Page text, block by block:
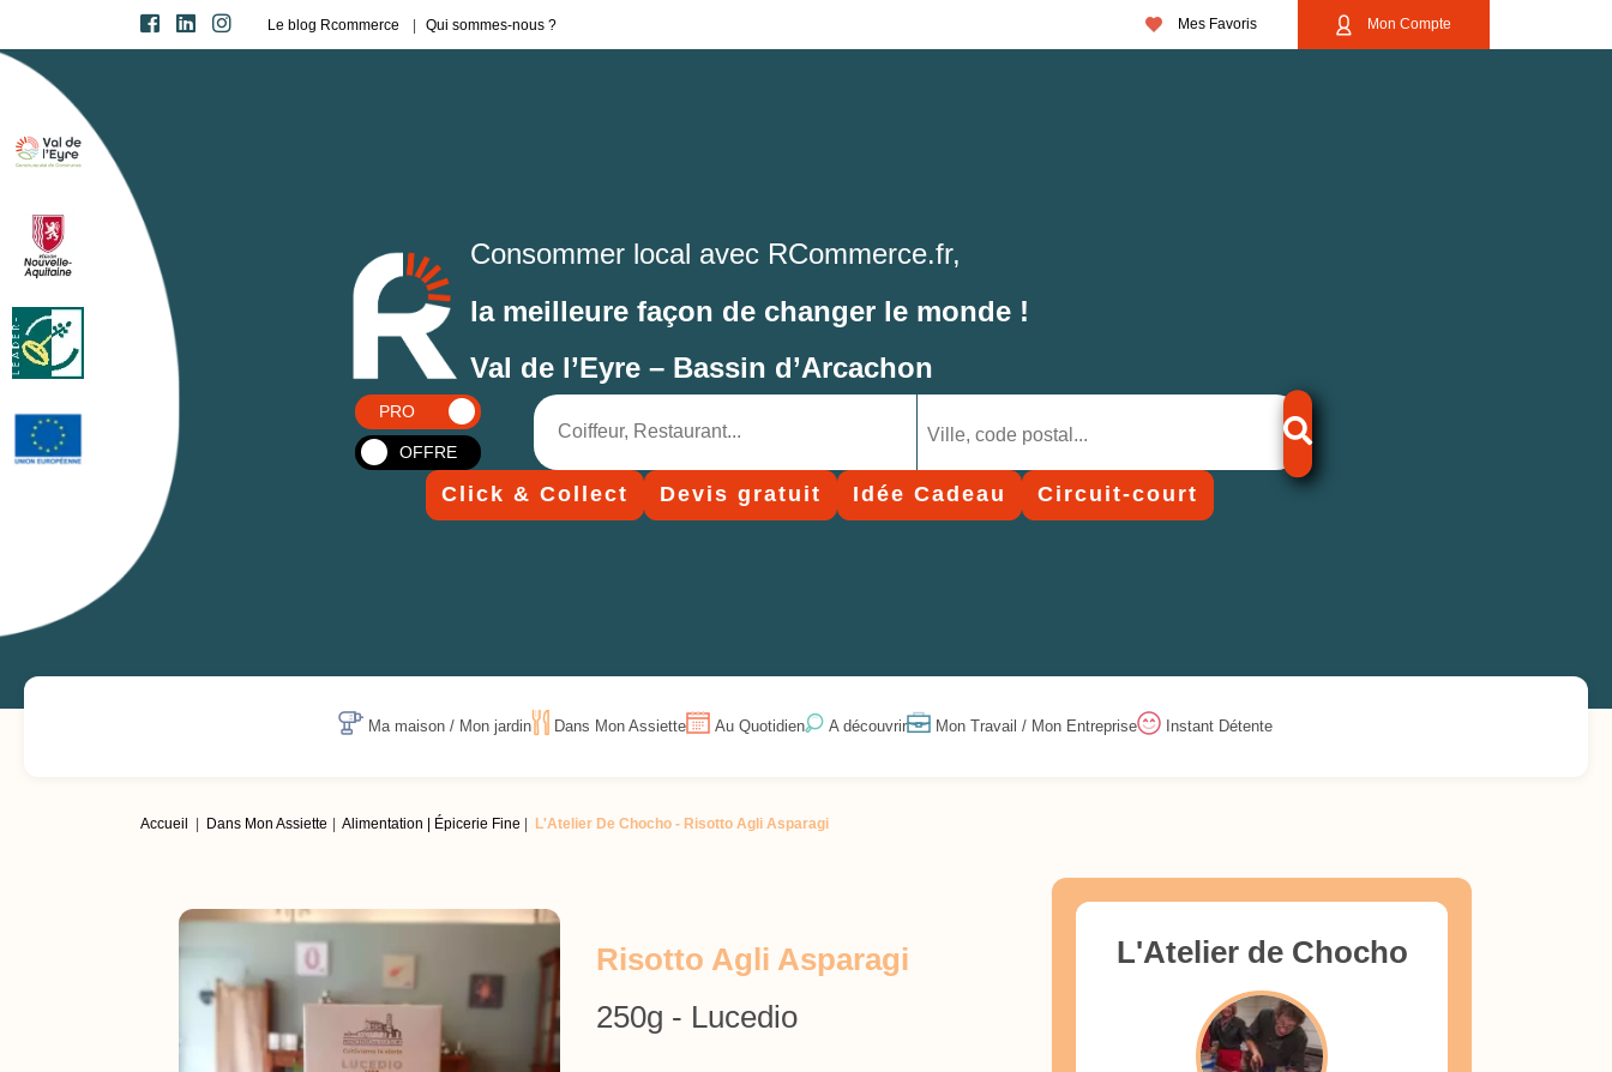
Le blog Rcommerce Qui sommes-nous ? Mes Favoris Mon Compte
Consommer local avec RCommerce.fr,
la meilleure façon de changer le monde !
Val de l’Eyre – Bassin d’Arcachon
PRO
OFFRE
Click & Collect Devis gratuit Idée Cadeau Circuit-court
Ma maison / Mon jardin Dans Mon Assiette Au Quotidien A découvrir Mon Travail / Mon Entreprise Instant Détente
Accueil Dans Mon Assiette Alimentation | Épicerie Fine L'Atelier De Chocho - Risotto Agli Asparagi
Risotto Agli Asparagi
250g - Lucedio
L'Atelier de Chocho